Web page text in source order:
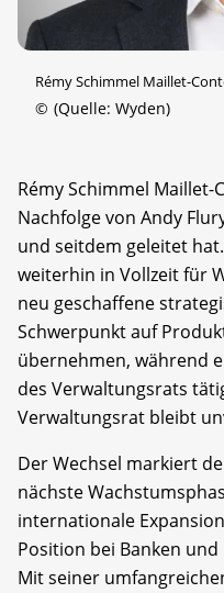
Rémy Schimmel Maillet-
© (Quelle: Wyden)
Rémy Schimmel
Nachfolge von Andy
und seitdem geleitet
weiterhin in Vollzeit für
neu geschaffene
Schwerpunkt auf
übernehmen, während
des Verwaltungsrats
Verwaltungsrat bleibt
Der Wechsel markiert
nächste
internationale
Position bei Banken
Mit seiner